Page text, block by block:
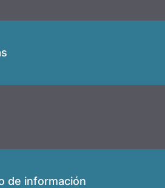
de información